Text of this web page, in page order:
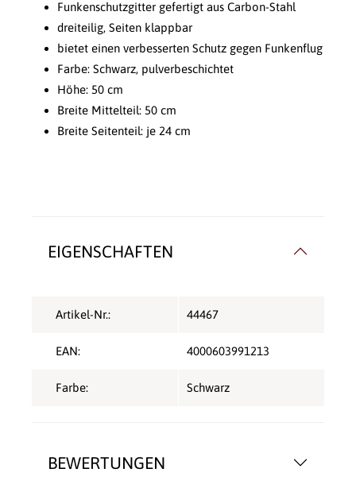
Funkenschutzgitter gefertigt aus Carbon-Stahl
dreiteilig, Seiten klappbar
bietet einen verbesserten Schutz gegen Funkenflug
Farbe: Schwarz, pulverbeschichtet
Höhe: 50 cm
Breite Mittelteil: 50 cm
Breite Seitenteil: je 24 cm
BEWERTUNGEN
EIGENSCHAFTEN
Artikel-Nr.: 44467
EAN: 4000603991213
Farbe: Schwarz